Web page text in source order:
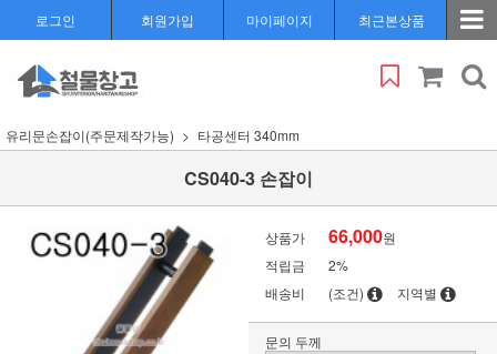
로그인 회원가입 마이페이지 최근본상품
유리문손잡이(주문제작가능) 타공센터 340mm
CS040-3 손잡이
상품가 66,000원
적립금
2%
배송비
(조건) 지역별
문의 두께